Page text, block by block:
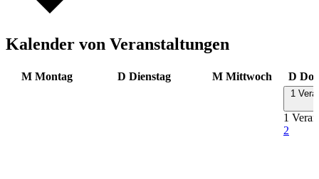
Kalender von Veranstaltungen
M Montag D Dienstag M Mittwoch D
1
1
2